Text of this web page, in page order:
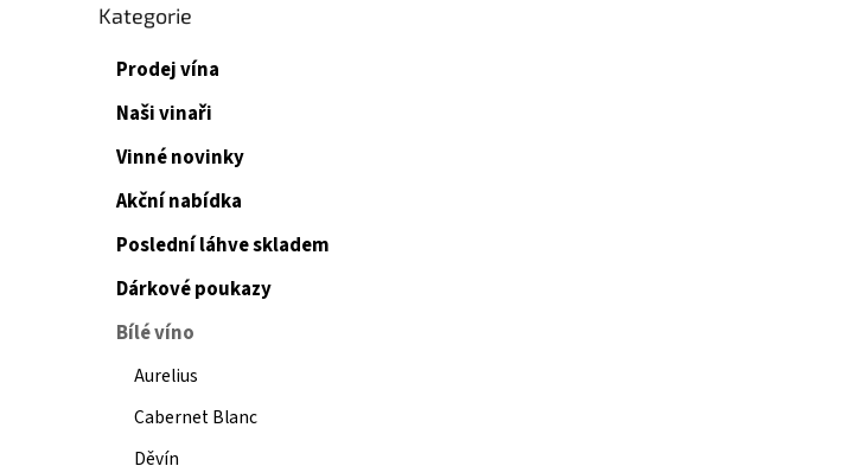
Přeskočit
kategorie
Kategorie
Prodej vína
Naši vinaři
Vinné novinky
Akční nabídka
Poslední láhve skladem
Dárkové poukazy
Bílé víno
Aurelius
Cabernet Blanc
Děvín